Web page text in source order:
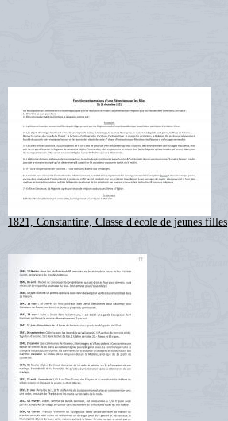
1821, Constantine, Classe d'école de jeunes filles